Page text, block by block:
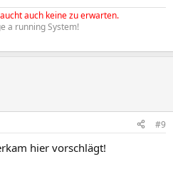
auch keine zu erwarten.
a running System!
#9
hier vorschlägt!